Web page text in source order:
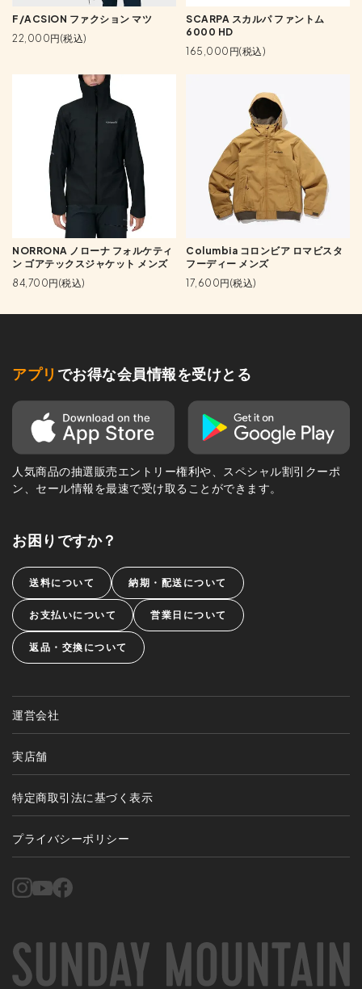
F/ACSION ファクション マツ
22,000円(税込)
SCARPA スカルパ ファントム
6000 HD
165,000円(税込)
NORRONA ノローナ フォルケティ
ン ゴアテックスジャケット メンズ
84,700円(税込)
Columbia コロンビア ロマビスタ
フーディー メンズ
17,600円(税込)
アプリ でお得な会員情報を受けとる
人気商品の抽選販売エントリー権利や、スペシャル割引クーポ
ン、セール情報を最速で受け取ることができます。
お困りですか？
送料について 納期・配送について
お支払いについて 営業日について
返品・交換について
運営会社
実店舗
特定商取引法に基づく表示
プライバシーポリシー